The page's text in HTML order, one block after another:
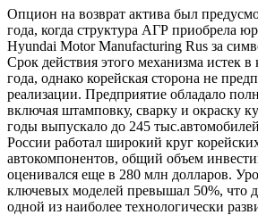
Опцион на возврат актива был
года, когда структура АГР приобрела
Hyundai Motor Manufacturing Rus за
Срок действия этого механизма истек в
года, однако корейская сторона не
реализации. Предприятие обладало
включая штамповку, сварку и окраску
годы выпускало до 245
России работал широкий круг
автокомпонентов, общий объем
оценивался еще в 280 млн долларов.
ключевых моделей превышал 50%, что
одной из наиболее технологически